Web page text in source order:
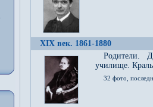
XIX век. 1861-1880
Родители.
училище.
32 фото,